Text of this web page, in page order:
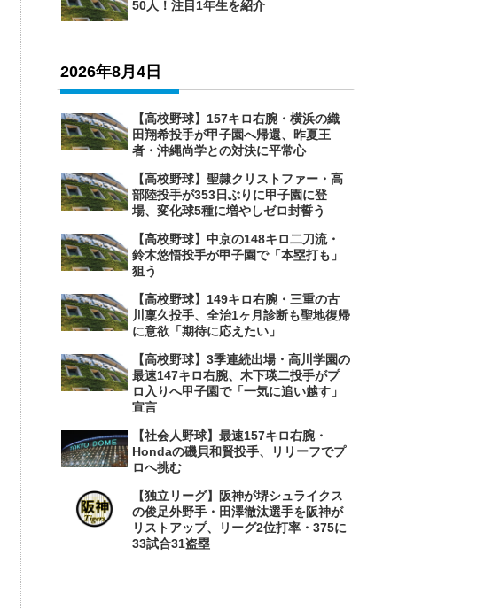
50人！注目1年生を紹介
2026年8月4日
【高校野球】157キロ右腕・横浜の織
田翔希投手が甲子園へ帰還、昨夏王
者・沖縄尚学との対決に平常心
【高校野球】聖隷クリストファー・高
部陸投手が353日ぶりに甲子園に登
場、変化球5種に増やしゼロ封誓う
【高校野球】中京の148キロ二刀流・
鈴木悠悟投手が甲子園で「本塁打も」
狙う
【高校野球】149キロ右腕・三重の古
川稟久投手、全治1ヶ月診断も聖地復帰
に意欲「期待に応えたい」
【高校野球】3季連続出場・高川学園の
最速147キロ右腕、木下瑛二投手がプ
ロ入りへ甲子園で「一気に追い越す」
宣言
【社会人野球】最速157キロ右腕・
Hondaの磯貝和賢投手、リリーフでプ
ロへ挑む
【独立リーグ】阪神が堺シュライクス
の俊足外野手・田澤徹汰選手を阪神が
リストアップ、リーグ2位打率・375に
33試合31盗塁